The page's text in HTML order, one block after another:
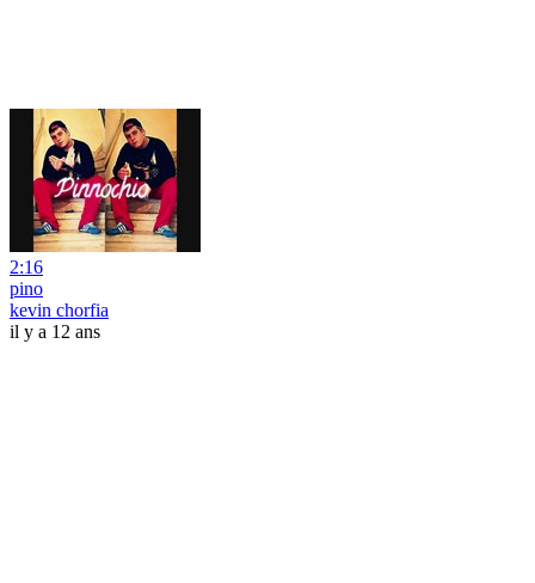
2:16
pino
kevin chorfia
il y a 12 ans